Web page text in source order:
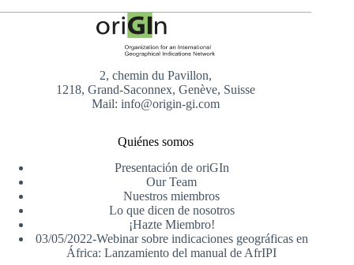
2, chemin du Pavillon,
1218, Grand-Saconnex, Genève, Suisse
Mail: info@origin-gi.com
Quiénes somos
Presentación de oriGIn
Our Team
Nuestros miembros
Lo que dicen de nosotros
¡Hazte Miembro!
03/05/2022-Webinar sobre indicaciones geográficas en
África: Lanzamiento del manual de AfrIPI